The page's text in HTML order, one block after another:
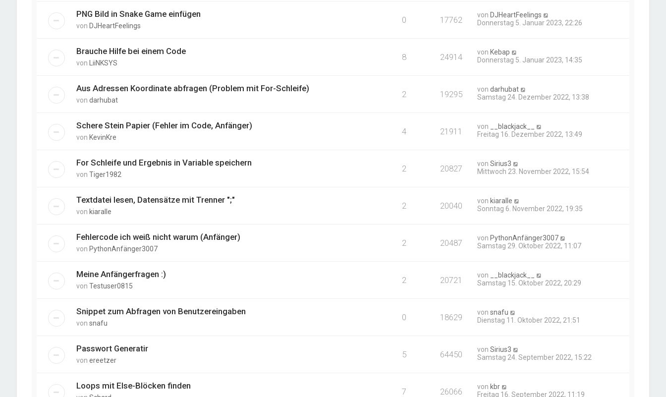
PNG Bild in Snake Game einfügen
von DJHeartFeelings
0 17762 von DJHeartFeelings
Donnerstag 5. Januar 2023, 22:26
Brauche Hilfe bei einem Code
von LiiNKSYS
8 24914 von Kebap
Donnerstag 5. Januar 2023, 14:35
Aus Adressen Koordinate abfragen (Problem mit For-Schleife)
von darhubat
2 19295 vondarhubat
Samstag 24. Dezember 2022, 13:38
Schere Stein Papier (Fehler im Code, Anfänger)
von KevinKre
4 21911 von
__blackjack__
Freitag 16. Dezember 2022, 13:49
For Schleife und Ergebnis in Variable speichern
von Tiger1982
2 20827 vonSirius3
Mittwoch 23. November 2022, 15:54
Textdatei lesen, Datensätze mit Trenner ";"
von kiaralle
2 20040 von kiaralle
Sonntag 6. November 2022, 19:35
Fehlercode ich weiß nicht warum (Anfänger)
von PythonAnfänger3007
2 20487 von PythonAnfänger3007
Samstag 29. Oktober 2022, 11:07
Meine Anfängerfragen :)
von Testuser0815
2 20721 von
__blackjack__
Samstag 15. Oktober 2022, 20:29
Snippet zum Abfragen von Benutzereingaben
von snafu
0 18629 vonsnafu
Dienstag 11. Oktober 2022, 21:51
Passwort Generatir
von ereetzer
5 64450 vonSirius3
Samstag 24. September 2022, 15:22
Loops mit Else-Blöcken finden
7 26066 von kbr
Freitag 16. September 2022, 11:19